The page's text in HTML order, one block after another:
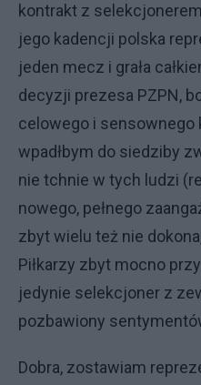
kontrakt z
jego kadencji polska
jeden mecz i grała
decyzji prezesa PZPN,
celowego i sensownego
wpadłbym do siedziby
nie tchnie w tych ludzi
nowego, pełnego
zbyt wielu też nie
Piłkarzy zbyt mocno
jedynie selekcjoner z
pozbawiony
Dobra, zostawiam